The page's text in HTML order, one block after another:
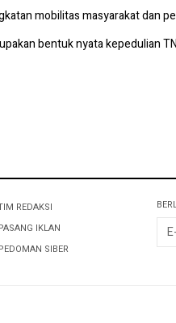
mobilitas masyarakat dan
bentuk nyata kepedulian
REDAKSI
IKLAN
SIBER